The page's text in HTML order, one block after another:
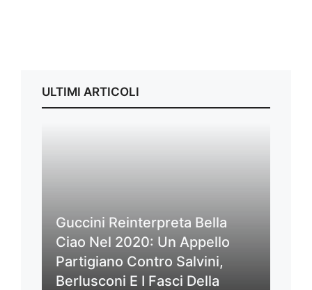
ULTIMI ARTICOLI
Guccini Reinterpreta Bella
Ciao Nel 2020: Un Appello
Partigiano Contro Salvini,
Berlusconi E I Fasci Della